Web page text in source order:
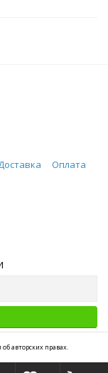
Оплата
авторских правах.